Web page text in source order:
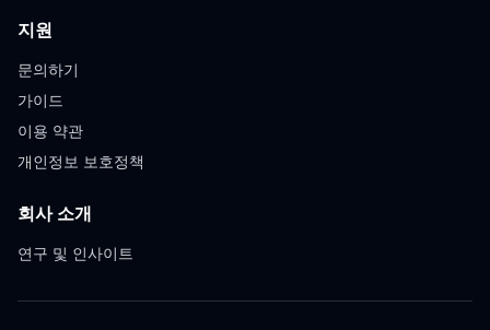
지원
문의하기
가이드
이용 약관
개인정보 보호정책
회사 소개
연구 및 인사이트